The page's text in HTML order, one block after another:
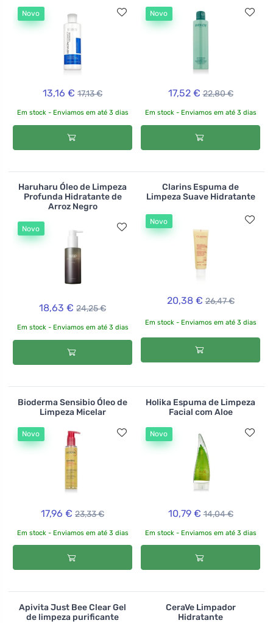
Novo
13,16 € 17,13 €
Em stock - Enviamos em até 3 dias
Novo
17,52 € 22,80 €
Em stock - Enviamos em até 3 dias
Haruharu Óleo de Limpeza
Profunda Hidratante de
Arroz Negro
Novo
18,63 € 24,25 €
Em stock - Enviamos em até 3 dias
Clarins Espuma de
Limpeza Suave Hidratante
Novo
20,38 € 26,47 €
Em stock - Enviamos em até 3 dias
Bioderma Sensibio Óleo de
Limpeza Micelar
Novo
17,96 € 23,33 €
Em stock - Enviamos em até 3 dias
Holika Espuma de Limpeza
Facial com Aloe
Novo
10,79 € 14,04 €
Em stock - Enviamos em até 3 dias
Apivita Just Bee Clear Gel
de limpeza purificante
CeraVe Limpador
Hidratante